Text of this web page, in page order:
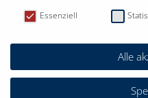
JETZT
Datenschutzeinstellungen
Essenziell
Alle